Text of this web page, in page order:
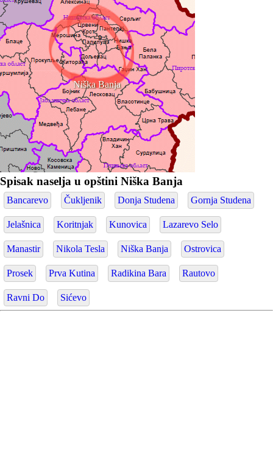
Niška Banja
Spisak naselja u opštini Niška Banja
Bancarevo Čukljenik Donja Studena Gornja Studena
Jelašnica Koritnjak Kunovica Lazarevo Selo
Manastir Nikola Tesla Niška Banja Ostrovica
Prosek Prva Kutina Radikina Bara Rautovo
Ravni Do Sićevo